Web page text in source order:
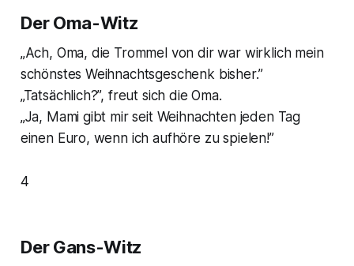
Der Oma-Witz
„Ach, Oma, die Trommel von dir war wirklich mein
schönstes Weihnachtsgeschenk bisher.”
„Tatsächlich?”, freut sich die Oma.
„Ja, Mami gibt mir seit Weihnachten jeden Tag
einen Euro, wenn ich aufhöre zu spielen!”
4
Der Gans-Witz